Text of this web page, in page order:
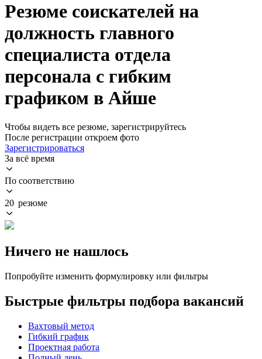
Резюме соискателей на
должность главного
специалиста отдела
персонала с гибким
графиком в Айше
Чтобы видеть все резюме, зарегистрируйтесь
После регистрации откроем фото
Зарегистрироваться
За всё время
По соответствию
20 резюме
Ничего не нашлось
Попробуйте изменить формулировку или фильтры
Быстрые фильтры подбора вакансий
Вахтовый метод
Гибкий график
Проектная работа